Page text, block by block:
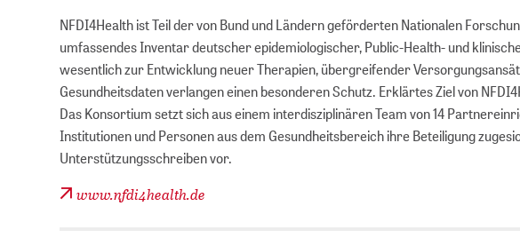
NFDI4Health ist Teil der von Bund und Ländern geförderten Nationalen
umfassendes Inventar deutscher epidemiologischer, Public-Health- und
wesentlich zur Entwicklung neuer Therapien, übergreifender
Gesundheitsdaten verlangen einen besonderen Schutz. Erklärtes Ziel von
Das Konsortium setzt sich aus einem interdisziplinären Team von 14
Institutionen und Personen aus dem Gesundheitsbereich ihre Beteiligung
Unterstützungsschreiben vor.
www.nfdi4health.de